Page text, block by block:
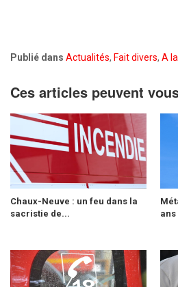
Publié dans Actualités, Fait divers, A
Ces articles peuvent
Chaux-Neuve : un feu dans la
sacristie de...